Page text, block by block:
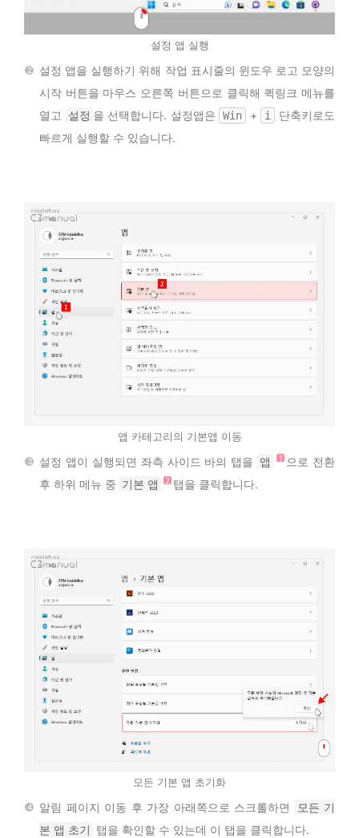
설정 앱 실행
설정 앱을 실행하기 위해 작업 표시줄의 윈도우 로고 모양의
시작 버튼을 마우스 오른쪽 버튼으로 클릭해 퀵링크 메뉴를
열고
설정 을 선택합니다. 설정앱은 Win + i
단축키로도
빠르게 실행할 수 있습니다.
앱 카테고리의 기본앱 이동
설정 앱이 실행되면 좌측 사이드 바의 탭을 앱
으로 전환
후 하위 메뉴 중 기본 앱 탭을 클릭합니다.
모든 기본 앱 초기화
알림 페이지 이동 후 가장 아래쪽으로 스크롤하면
모든 기
본 앱 초기 탭을 확인할 수 있는데 이 탭을 클릭합니다.